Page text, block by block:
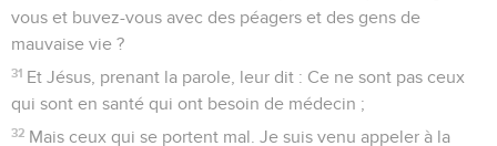
vous et buvez-vous avec des péagers et des gens de
mauvaise vie ?
31 Et Jésus, prenant la parole, leur dit : Ce ne sont pas ceux
qui sont en santé qui ont besoin de médecin ;
32 Mais ceux qui se portent mal. Je suis venu appeler à la